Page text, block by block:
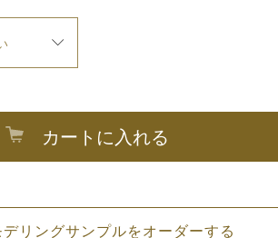
カートに入れる
デリングサンプルをオーダーする